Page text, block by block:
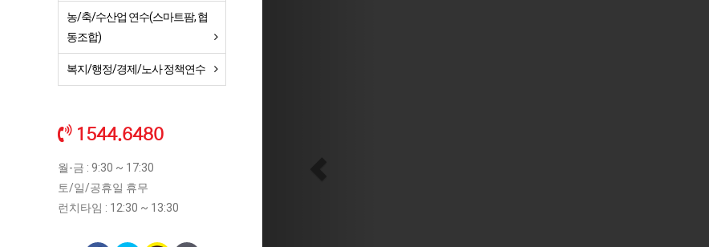
농/축/수산업 연수(스마트팜, 협
동조합)
복지/행정/경제/노사 정책연수
1544.6480
월-금 : 9:30 ~ 17:30
토/일/공휴일 휴무
런치타임 : 12:30 ~ 13:30